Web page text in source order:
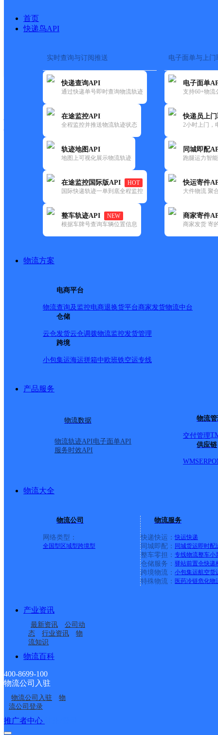
首页
快递鸟API
实时查询与订阅推送
快递查询API
通过快递单号即时查询物流轨迹
在途监控API
全程监控并推送物流轨迹状态
轨迹地图API
地图上可视化展示物流轨迹
在途监控国际版API
HOT
国际快递轨迹一单到底全程监控
整车轨迹API
NEW
根据车牌号查询车辆位置信息
电子面单与上门
电子面单
支持60+物流
快递员上
2小时上门，
同城即配
跑腿运力智
快运寄件
大件物流 聚
商家寄件
商家发货 寄
物流方案
电商平台
物流查询及监控电商退换货平台商家发货物流中台
仓储
云仓发货云仓调拨物流监控发货管理
跨境
小包集运海运拼箱中欧班铁空运专线
产品服务
物流数据
物流轨迹API电子面单API
服务时效API
物流
交付管理
供应链
WMSERP
物流大全
物流公司
网络类型：
全国型 区域型跨境型
物流服务
快递快运： 快运快递
同城即配： 同城货运即时配
整车零担： 专线物流整车小
仓储服务： 驿站前置仓快递
跨境物流： 小包集运航空货
特殊物流： 医药冷链危化物
产业资讯
最新资讯
公司动
态
行业资讯
物
流知识
物流百科
400-8699-100
物流公司入驻
物流公司入驻
物
流公司登录
推广者中心
快运大全 快递时效
德邦
酒泉瓜州县营业部
更新时间：2022-07-12 00:00:00
所属快递：德邦快递
所属区域：甘肃省-酒泉市-瓜州县
网点地址：甘肃省酒泉市瓜州县唐城观筑(部门不支持刷卡)
网点负责人：
瓜州县南岔镇合作点
ID8820
酒泉瓜州县渊泉镇网点
三道沟镇邮政所
双塔邮政所
瓜州乡邮政所
七墩邮政所
接口API